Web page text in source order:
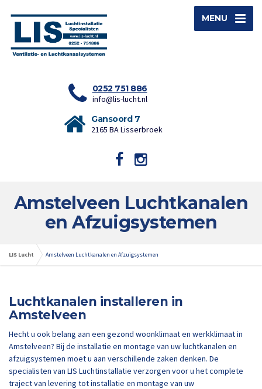
MENU
0252 751 886
info@lis-lucht.nl
Gansoord 7
2165 BA Lisserbroek
Amstelveen Luchtkanalen
en Afzuigsystemen
LIS Lucht Amstelveen Luchtkanalen en Afzuigsystemen
Luchtkanalen installeren in
Amstelveen
Hecht u ook belang aan een gezond woonklimaat en werkklimaat in
Amstelveen? Bij de installatie en montage van uw luchtkanalen en
afzuigsystemen moet u aan verschillende zaken denken. De
specialisten van LIS Luchtinstallatie verzorgen voor u het complete
traject van levering tot installatie en montage van uw